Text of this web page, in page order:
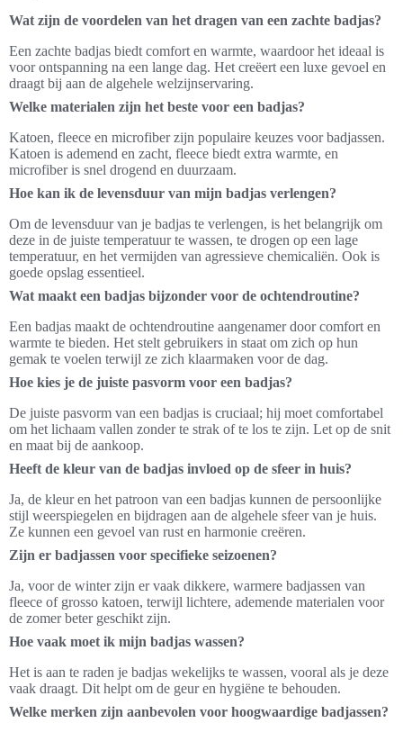
Wat zijn de voordelen van het dragen van een zachte badjas?
Een zachte badjas biedt comfort en warmte, waardoor het ideaal is
voor ontspanning na een lange dag. Het creëert een luxe gevoel en
draagt bij aan de algehele welzijnservaring.
Welke materialen zijn het beste voor een badjas?
Katoen, fleece en microfiber zijn populaire keuzes voor badjassen.
Katoen is ademend en zacht, fleece biedt extra warmte, en
microfiber is snel drogend en duurzaam.
Hoe kan ik de levensduur van mijn badjas verlengen?
Om de levensduur van je badjas te verlengen, is het belangrijk om
deze in de juiste temperatuur te wassen, te drogen op een lage
temperatuur, en het vermijden van agressieve chemicaliën. Ook is
goede opslag essentieel.
Wat maakt een badjas bijzonder voor de ochtendroutine?
Een badjas maakt de ochtendroutine aangenamer door comfort en
warmte te bieden. Het stelt gebruikers in staat om zich op hun
gemak te voelen terwijl ze zich klaarmaken voor de dag.
Hoe kies je de juiste pasvorm voor een badjas?
De juiste pasvorm van een badjas is cruciaal; hij moet comfortabel
om het lichaam vallen zonder te strak of te los te zijn. Let op de snit
en maat bij de aankoop.
Heeft de kleur van de badjas invloed op de sfeer in huis?
Ja, de kleur en het patroon van een badjas kunnen de persoonlijke
stijl weerspiegelen en bijdragen aan de algehele sfeer van je huis.
Ze kunnen een gevoel van rust en harmonie creëren.
Zijn er badjassen voor specifieke seizoenen?
Ja, voor de winter zijn er vaak dikkere, warmere badjassen van
fleece of grosso katoen, terwijl lichtere, ademende materialen voor
de zomer beter geschikt zijn.
Hoe vaak moet ik mijn badjas wassen?
Het is aan te raden je badjas wekelijks te wassen, vooral als je deze
vaak draagt. Dit helpt om de geur en hygiëne te behouden.
Welke merken zijn aanbevolen voor hoogwaardige badjassen?